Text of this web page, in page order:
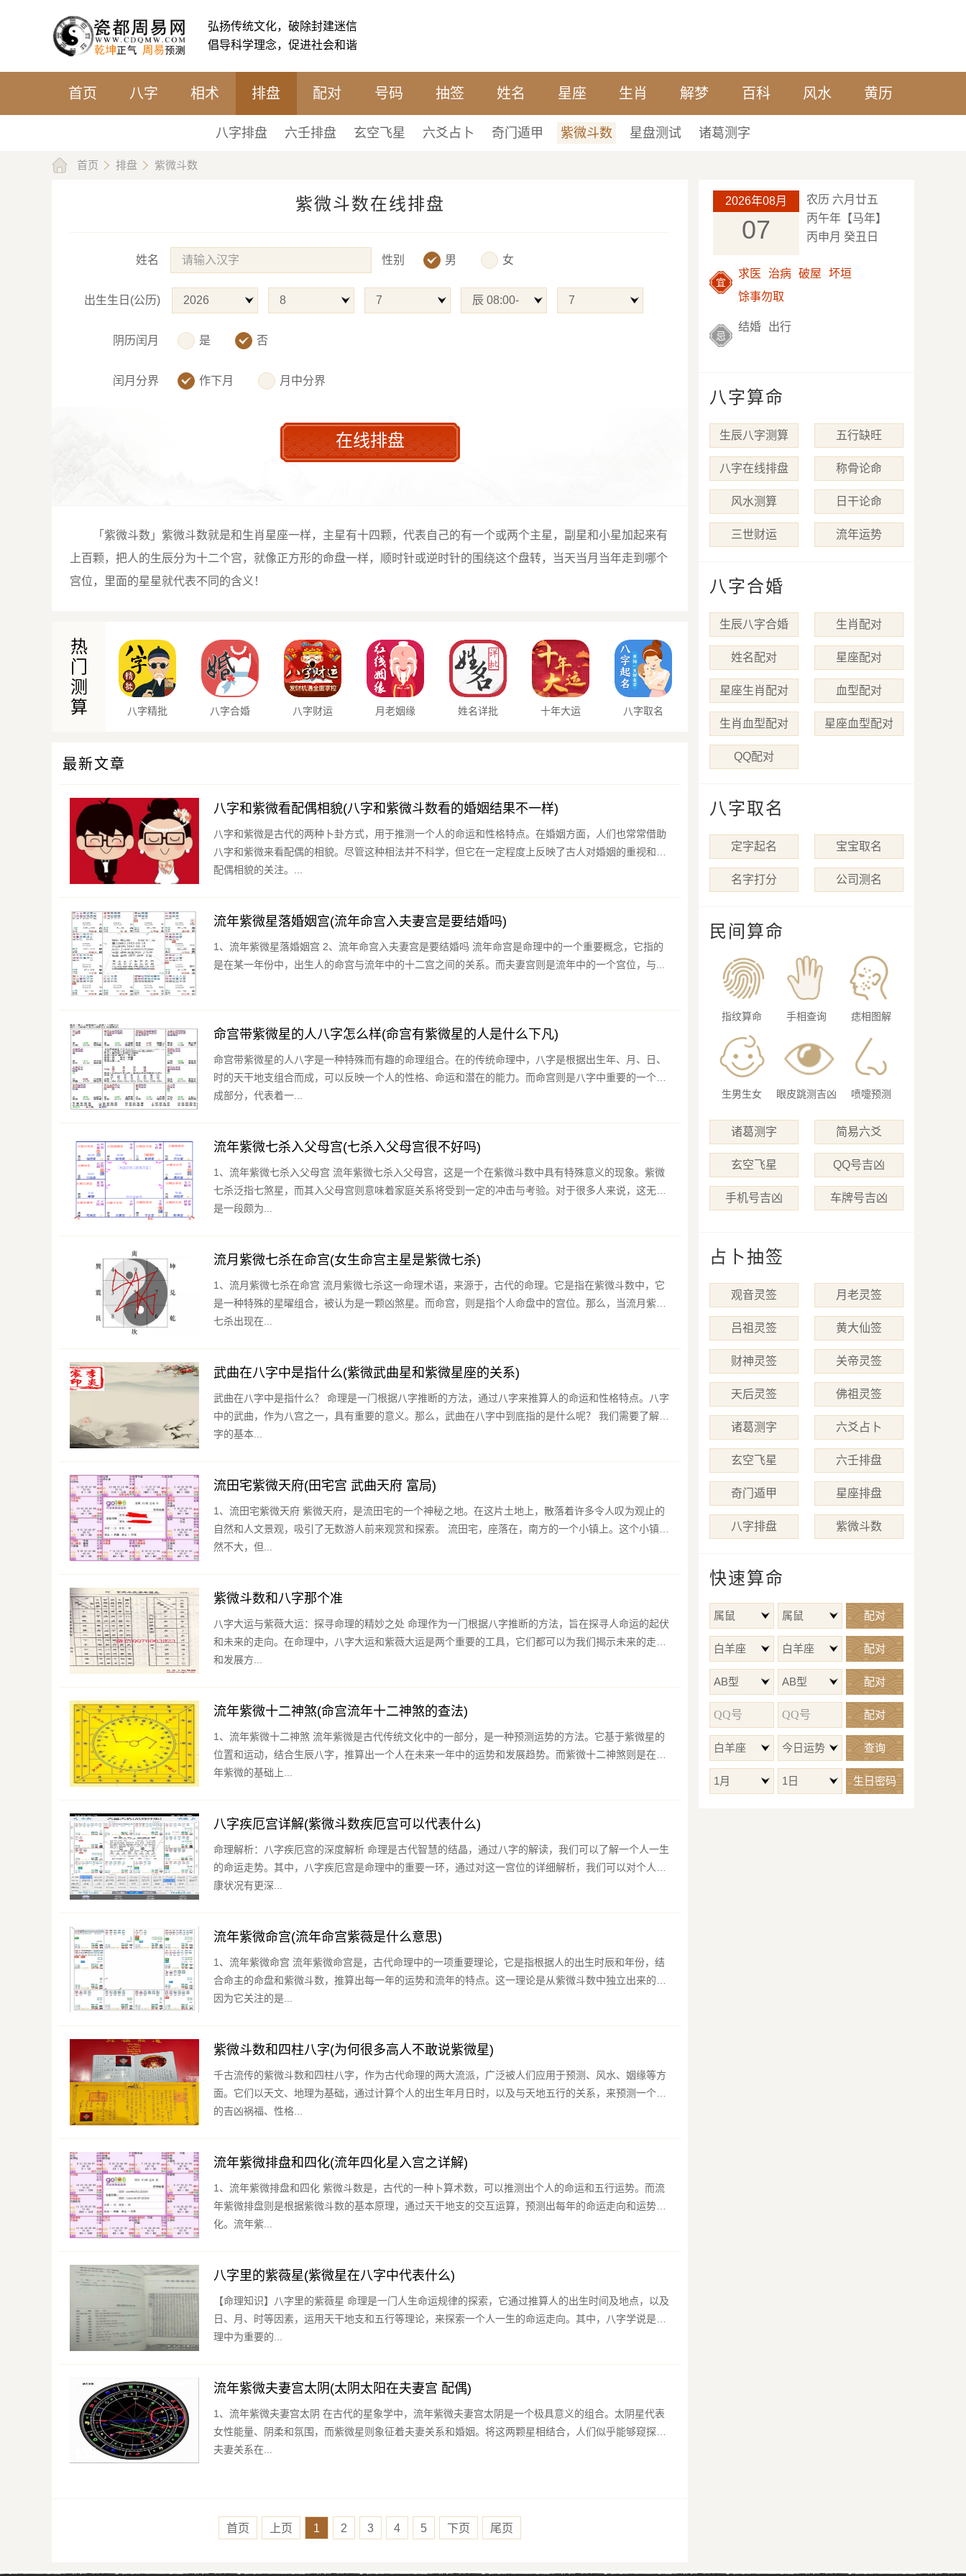
弘扬传统文化，破除封建迷信
倡导科学理念，促进社会和谐
首页 八字 相术 排盘 配对 号码 抽签 姓名 星座 生肖 解梦 百科 风水 黄历
八字排盘 六壬排盘 玄空飞星 六爻占卜 奇门遁甲 紫微斗数 星盘测试 诸葛测字
首页 排盘 紫微斗数
紫微斗数在线排盘
姓名 性别 男 女
出生生日(公历) 2026 8 7
辰 08:00-
7
阴历闰月 是 否
闰月分界 作下月 月中分界
在线排盘
「紫微斗数」紫微斗数就是和生肖星座一样，主星有十四颗，代表自己的有一个或两个主星，副星和小星加起来有
上百颗，把人的生辰分为十二个宫，就像正方形的命盘一样，顺时针或逆时针的围绕这个盘转，当天当月当年走到哪个
宫位，里面的星星就代表不同的含义！
热
门
测
算
八字精批 八字合婚 八字财运 月老姻缘 姓名详批 十年大运 八字取名
最新文章
八字和紫微看配偶相貌(八字和紫微斗数看的婚姻结果不一样)
八字和紫微是古代的两种卜卦方式，用于推测一个人的命运和性格特点。在婚姻方面，人们也常常借助
八字和紫微来看配偶的相貌。尽管这种相法并不科学，但它在一定程度上反映了古人对婚姻的重视和对
配偶相貌的关注。...
流年紫微星落婚姻宫(流年命宫入夫妻宫是要结婚吗)
1、流年紫微星落婚姻宫 2、流年命宫入夫妻宫是要结婚吗 流年命宫是命理中的一个重要概念，它指的
是在某一年份中，出生人的命宫与流年中的十二宫之间的关系。而夫妻宫则是流年中的一个宫位，与...
命宫带紫微星的人八字怎么样(命宫有紫微星的人是什么下凡)
命宫带紫微星的人八字是一种特殊而有趣的命理组合。在的传统命理中，八字是根据出生年、月、日、
时的天干地支组合而成，可以反映一个人的性格、命运和潜在的能力。而命宫则是八字中重要的一个组
成部分，代表着一...
流年紫微七杀入父母宫(七杀入父母宫很不好吗)
1、流年紫微七杀入父母宫 流年紫微七杀入父母宫，这是一个在紫微斗数中具有特殊意义的现象。紫微
七杀泛指七煞星，而其入父母宫则意味着家庭关系将受到一定的冲击与考验。对于很多人来说，这无疑
是一段颇为...
流月紫微七杀在命宫(女生命宫主星是紫微七杀)
1、流月紫微七杀在命宫 流月紫微七杀这一命理术语，来源于，古代的命理。它是指在紫微斗数中，它
是一种特殊的星曜组合，被认为是一颗凶煞星。而命宫，则是指个人命盘中的宫位。那么，当流月紫微
七杀出现在...
武曲在八字中是指什么(紫微武曲星和紫微星座的关系)
武曲在八字中是指什么？ 命理是一门根据八字推断的方法，通过八字来推算人的命运和性格特点。八字
中的武曲，作为八宫之一，具有重要的意义。那么，武曲在八字中到底指的是什么呢？ 我们需要了解八
字的基本...
流田宅紫微天府(田宅宫 武曲天府 富局)
1、流田宅紫微天府 紫微天府，是流田宅的一个神秘之地。在这片土地上，散落着许多令人叹为观止的
自然和人文景观，吸引了无数游人前来观赏和探索。 流田宅，座落在，南方的一个小镇上。这个小镇虽
然不大，但...
紫微斗数和八字那个准
八字大运与紫薇大运：探寻命理的精妙之处 命理作为一门根据八字推断的方法，旨在探寻人命运的起伏
和未来的走向。在命理中，八字大运和紫薇大运是两个重要的工具，它们都可以为我们揭示未来的走势
和发展方...
流年紫微十二神煞(命宫流年十二神煞的查法)
1、流年紫微十二神煞 流年紫微是古代传统文化中的一部分，是一种预测运势的方法。它基于紫微星的
位置和运动，结合生辰八字，推算出一个人在未来一年中的运势和发展趋势。而紫微十二神煞则是在流
年紫微的基础上...
八字疾厄宫详解(紫微斗数疾厄宫可以代表什么)
命理解析：八字疾厄宫的深度解析 命理是古代智慧的结晶，通过八字的解读，我们可以了解一个人一生
的命运走势。其中，八字疾厄宫是命理中的重要一环，通过对这一宫位的详细解析，我们可以对个人健
康状况有更深...
流年紫微命宫(流年命宫紫薇是什么意思)
1、流年紫微命宫 流年紫微命宫是，古代命理中的一项重要理论，它是指根据人的出生时辰和年份，结
合命主的命盘和紫微斗数，推算出每一年的运势和流年的特点。这一理论是从紫微斗数中独立出来的，
因为它关注的是...
紫微斗数和四柱八字(为何很多高人不敢说紫微星)
千古流传的紫微斗数和四柱八字，作为古代命理的两大流派，广泛被人们应用于预测、风水、姻缘等方
面。它们以天文、地理为基础，通过计算个人的出生年月日时，以及与天地五行的关系，来预测一个人
的吉凶祸福、性格...
流年紫微排盘和四化(流年四化星入宫之详解)
1、流年紫微排盘和四化 紫微斗数是，古代的一种卜算术数，可以推测出个人的命运和五行运势。而流
年紫微排盘则是根据紫微斗数的基本原理，通过天干地支的交互运算，预测出每年的命运走向和运势变
化。流年紫...
八字里的紫薇星(紫微星在八字中代表什么)
【命理知识】八字里的紫薇星 命理是一门人生命运规律的探索，它通过推算人的出生时间及地点，以及
日、月、时等因素，运用天干地支和五行等理论，来探索一个人一生的命运走向。其中，八字学说是命
理中为重要的...
流年紫微夫妻宫太阴(太阴太阳在夫妻宫 配偶)
1、流年紫微夫妻宫太阴 在古代的星象学中，流年紫微夫妻宫太阴是一个极具意义的组合。太阴星代表
女性能量、阴柔和氛围，而紫微星则象征着夫妻关系和婚姻。将这两颗星相结合，人们似乎能够窥探到
夫妻关系在...
首页 上页 1 2 3 4 5 下页 尾页
2026年08月
07
农历 六月廿五
丙午年【马年】
丙申月 癸丑日
宜
求医 治病 破屋
坏垣
馀事勿取
忌
结婚 出行
八字算命
生辰八字测算 五行缺旺
八字在线排盘 称骨论命
风水测算 日干论命
三世财运 流年运势
八字合婚
生辰八字合婚 生肖配对
姓名配对 星座配对
星座生肖配对 血型配对
生肖血型配对 星座血型配对
QQ配对
八字取名
定字起名 宝宝取名
名字打分 公司测名
民间算命
指纹算命 手相查询 痣相图解
生男生女 眼皮跳测吉凶 喷嚏预测
诸葛测字 简易六爻
玄空飞星 QQ号吉凶
手机号吉凶 车牌号吉凶
占卜抽签
观音灵签 月老灵签
吕祖灵签 黄大仙签
财神灵签 关帝灵签
天后灵签 佛祖灵签
诸葛测字 六爻占卜
玄空飞星 六壬排盘
奇门遁甲 星座排盘
八字排盘 紫微斗数
快速算命
属鼠 属鼠 配对
白羊座 白羊座 配对
AB型 AB型 配对
配对
白羊座 今日运势 查询
1月 1日 生日密码